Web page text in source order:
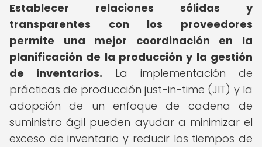
Establecer relaciones sólidas y
transparentes con los proveedores
permite una mejor coordinación en la
planificación de la producción y la gestión
de inventarios. La implementación de
prácticas de producción just-in-time (JIT) y la
adopción de un enfoque de cadena de
suministro ágil pueden ayudar a minimizar el
exceso de inventario y reducir los tiempos de